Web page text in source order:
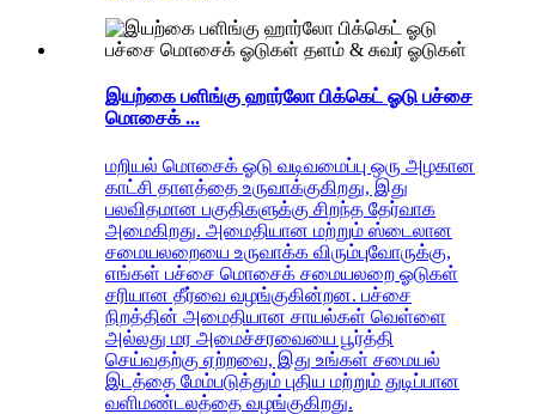
இயற்கை பளிங்கு ஹார்லோ பிக்கெட் ஓடு பச்சை
மொசைக் ...
மறியல் மொசைக் ஓடு வடிவமைப்பு ஒரு அழகான
காட்சி தாளத்தை உருவாக்குகிறது, இது
பலவிதமான பகுதிகளுக்கு சிறந்த தேர்வாக
அமைகிறது. அமைதியான மற்றும் ஸ்டைலான
சமையலறையை உருவாக்க விரும்புவோருக்கு,
எங்கள் பச்சை மொசைக் சமையலறை ஓடுகள்
சரியான தீர்வை வழங்குகின்றன. பச்சை
நிறத்தின் அமைதியான சாயல்கள் வெள்ளை
அல்லது மர அமைச்சரவையை பூர்த்தி
செய்வதற்கு ஏற்றவை, இது உங்கள் சமையல்
இடத்தை மேம்படுத்தும் புதிய மற்றும் துடிப்பான
வளிமண்டலத்தை வழங்குகிறது.